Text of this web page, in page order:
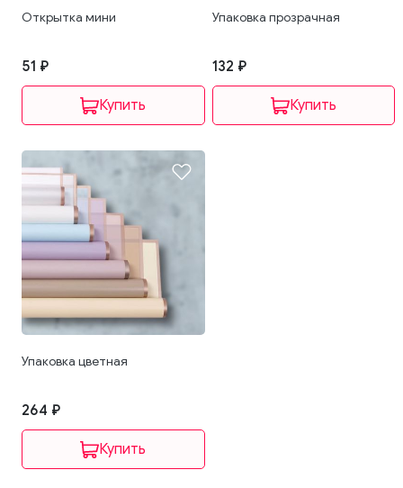
Открытка мини
51 ₽
Упаковка прозрачная
132 ₽
Упаковка цветная
264 ₽